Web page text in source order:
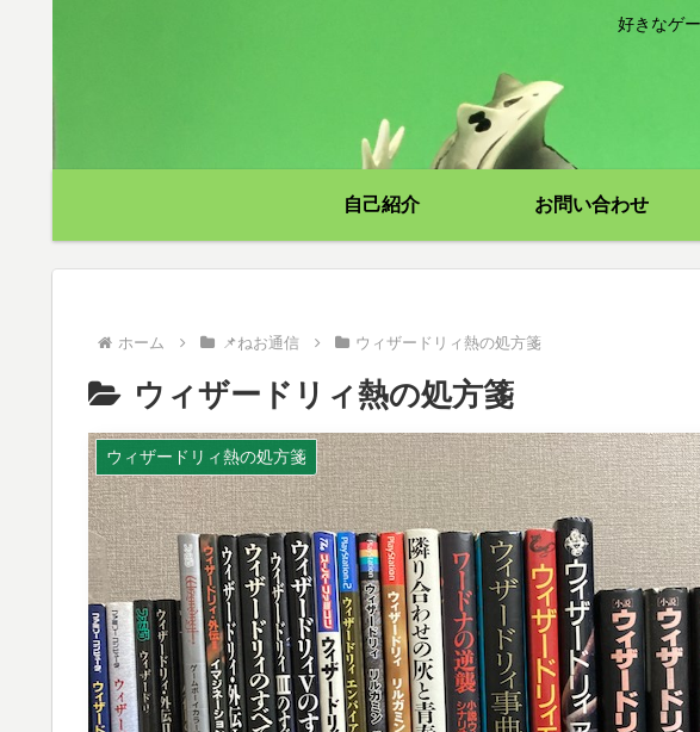
好きなゲ
自己紹介 お問い合わせ
ホーム 📌ねお通信 ウィザードリィ熱の処方箋
ウィザードリィ熱の処方箋
ウィザードリィ熱の処方箋